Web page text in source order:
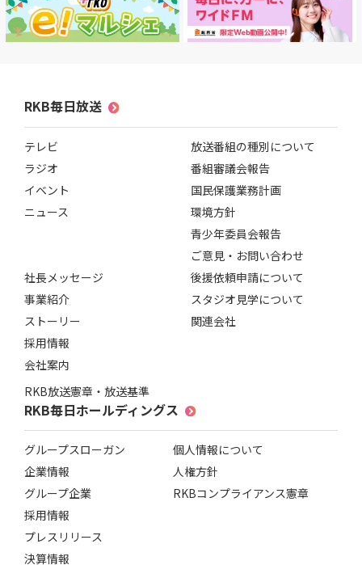
RKB毎日放送
テレビ
ラジオ
イベント
ニュース
社長メッセージ
事業紹介
ストーリー
採用情報
会社案内
RKB放送憲章・放送基準
放送番組の種別について
番組審議会報告
国民保護業務計画
環境方針
青少年委員会報告
ご意見・お問い合わせ
後援依頼申請について
スタジオ見学について
関連会社
RKB毎日ホールディングス
グループスローガン
企業情報
グループ企業
採用情報
プレスリリース
決算情報
個人情報について
人権方針
RKBコンプライアンス憲章